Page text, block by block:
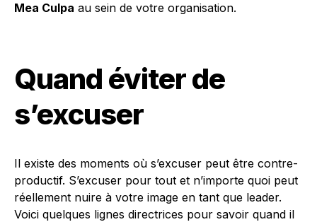
Mea Culpa au sein de votre organisation.
Quand éviter de
s’excuser
Il existe des moments où s’excuser peut être contre-
productif. S’excuser pour tout et n’importe quoi peut
réellement nuire à votre image en tant que leader.
Voici quelques lignes directrices pour savoir quand il